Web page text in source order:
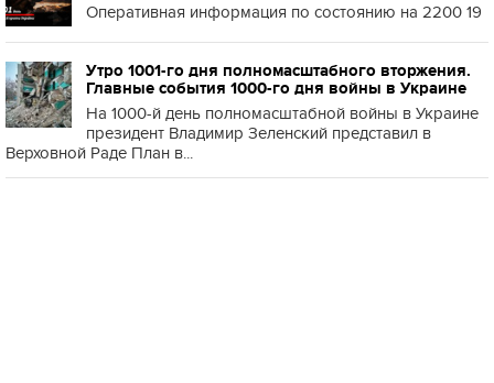
Оперативная информация по состоянию на 2200 19
Утро 1001-го дня полномасштабного вторжения.
Главные события 1000-го дня войны в Украине
На 1000-й день полномасштабной войны в Украине
президент Владимир Зеленский представил в
Верховной Раде План в...